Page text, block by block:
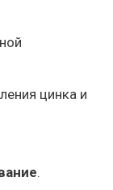
цинка и
.